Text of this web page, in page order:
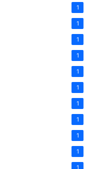
1
1
1
1
1
1
1
1
1
1
1